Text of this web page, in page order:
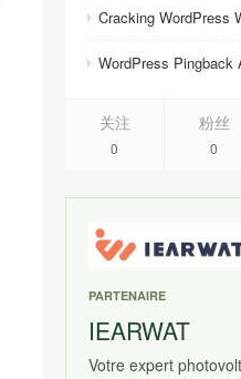
WordPress Pingback
关注
0
粉丝
0
PARTENAIRE
IEARWAT
Votre expert